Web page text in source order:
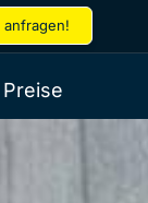
anfragen!